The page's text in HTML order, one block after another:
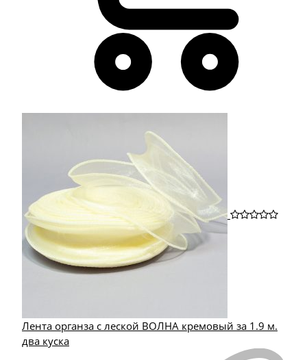
Лента органза с леской ВОЛНА кремовый за 1.9 м.
два куска